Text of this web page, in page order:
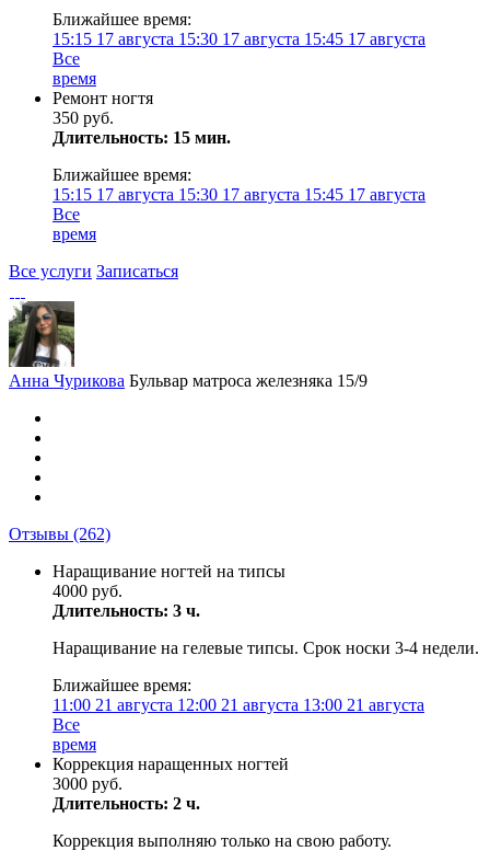
Ближайшее время:
15:15 17 августа 15:30 17 августа 15:45 17 августа
Все
время
Ремонт ногтя
350 руб.
Длительность: 15 мин.
Ближайшее время:
15:15 17 августа 15:30 17 августа 15:45 17 августа
Все
время
Все услуги Записаться
Анна Чурикова Бульвар матроса железняка 15/9
Отзывы (262)
Наращивание ногтей на типсы
4000 руб.
Длительность: 3 ч.
Наращивание на гелевые типсы. Срок носки 3-4 недели.
Ближайшее время:
11:00 21 августа 12:00 21 августа 13:00 21 августа
Все
время
Коррекция наращенных ногтей
3000 руб.
Длительность: 2 ч.
Коррекция выполняю только на свою работу.